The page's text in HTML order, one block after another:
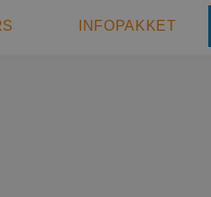
INFOPAKKET